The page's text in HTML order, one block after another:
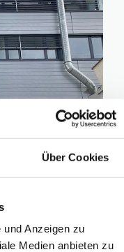
Über Cookies
Anzeigen zu
Medien anbieten zu
de